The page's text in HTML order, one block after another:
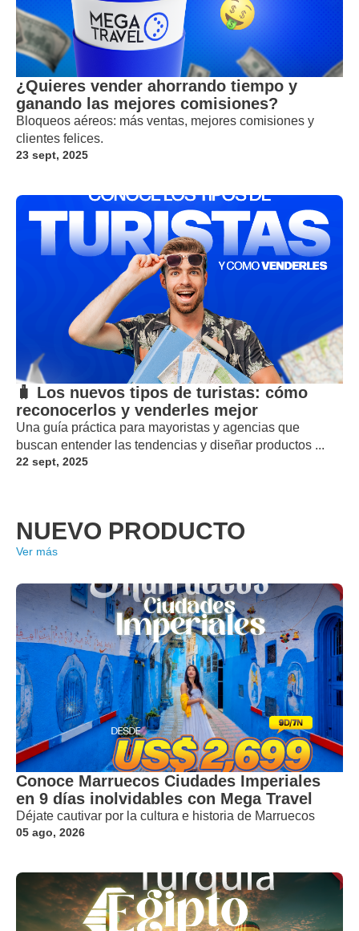
¿Quieres vender ahorrando tiempo y
ganando las mejores comisiones?
Bloqueos aéreos: más ventas, mejores comisiones y
clientes felices.
23 sept, 2025
🧳 Los nuevos tipos de turistas: cómo
reconocerlos y venderles mejor
Una guía práctica para mayoristas y agencias que
buscan entender las tendencias y diseñar productos ...
22 sept, 2025
NUEVO PRODUCTO
Ver más
Conoce Marruecos Ciudades Imperiales
en 9 días inolvidables con Mega Travel
Déjate cautivar por la cultura e historia de Marruecos
05 ago, 2026